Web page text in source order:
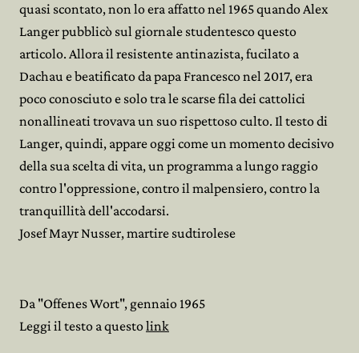
Archivio
Partecipa
quasi scontato, non lo era affatto nel 1965 quando Alex
Langer pubblicò sul giornale studentesco questo
articolo. Allora il resistente antinazista, fucilato a
Dachau e beatificato da papa Francesco nel 2017, era
poco conosciuto e solo tra le scarse fila dei cattolici
nonallineati trovava un suo rispettoso culto. Il testo di
Langer, quindi, appare oggi come un momento decisivo
della sua scelta di vita, un programma a lungo raggio
contro l'oppressione, contro il malpensiero, contro la
tranquillità dell'accodarsi.
Josef Mayr Nusser, martire sudtirolese
Da "Offenes Wort", gennaio 1965
Leggi il testo a questolink